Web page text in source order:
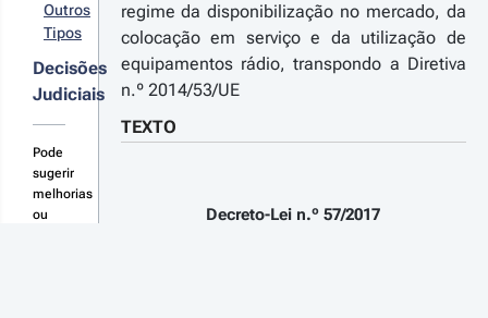
2017 -
Série
Outros
Tipos
Decisões
Judiciais
Pode
sugerir
melhorias
ou
regime da disponibilização no mercado, da
colocação em serviço e da utilização de
equipamentos rádio, transpondo a Diretiva
n.º 2014/53/UE
TEXTO
Decreto-Lei n.º 57/2017